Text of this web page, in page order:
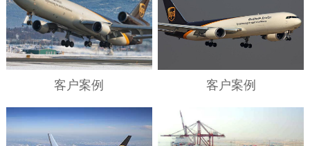
客户案例 客户案例